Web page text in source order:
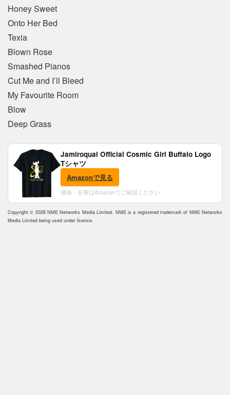
Honey Sweet
Onto Her Bed
Texia
Blown Rose
Smashed Pianos
Cut Me and I’ll Bleed
My Favourite Room
Blow
Deep Grass
Jamiroquai Official Cosmic Girl Buffalo Logo
Tシャツ
Amazonで見る
価格・在庫はAmazonでご確認ください
Copyright © 2026 NME Networks Media Limited. NME is a registered trademark of NME Networks
Media Limited being used under licence.